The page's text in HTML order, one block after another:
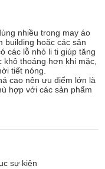
nhiều trong may áo
building hoặc các sản
các lỗ nhỏ li ti giúp tăng
khô thoáng hơn khi mặc,
tiết nóng.
cao nên ưu điểm lớn là
hợp với các sản phẩm
sự kiện